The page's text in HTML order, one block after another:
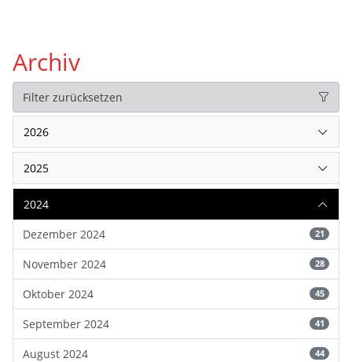
Archiv
Filter zurücksetzen
2026
2025
2024
Dezember 2024
21
November 2024 28
Oktober 2024 45
September 2024 41
August 2024 44